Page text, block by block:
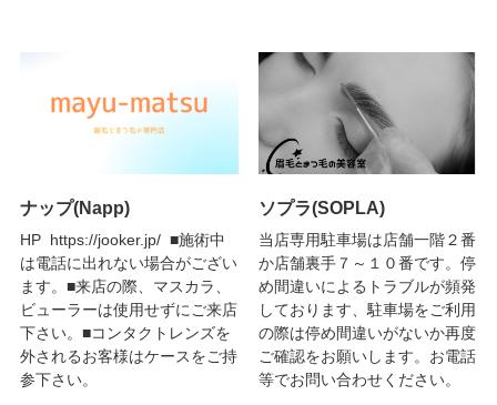
ナップ(Napp)
HP https://jooker.jp/ ■施術中
は電話に出れない場合がござい
ます。■来店の際、マスカラ、
ビューラーは使用せずにご来店
下さい。■コンタクトレンズを
外されるお客様はケースをご持
参下さい。
ソプラ(SOPLA)
当店専用駐車場は店舗一階２番
か店舗裏手７～１０番です。停
め間違いによるトラブルが頻発
しております、駐車場をご利用
の際は停め間違いがないか再度
ご確認をお願いします。お電話
等でお問い合わせください。